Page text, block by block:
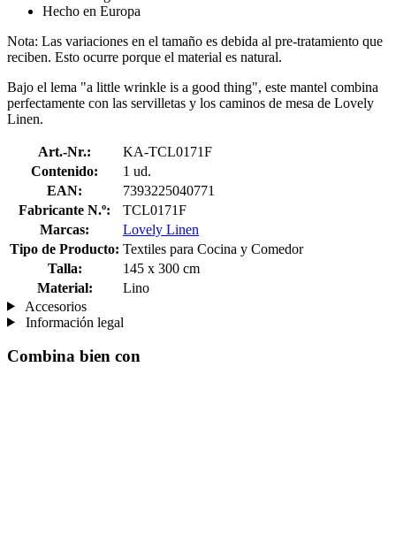
Hecho en Europa
Nota: Las variaciones en el tamaño es debida al pre-tratamiento que
reciben. Esto ocurre porque el material es natural.
Bajo el lema "a little wrinkle is a good thing", este mantel combina
perfectamente con las servilletas y los caminos de mesa de Lovely
Linen.
Art.-Nr.:
KA-TCL0171F
Contenido:
1 ud.
EAN:
7393225040771
Fabricante N.º:
TCL0171F
Marcas:
Lovely Linen
Tipo de Producto: Textiles para Cocina y Comedor
Talla:
145 x 300 cm
Material:
Lino
Accesorios
Información legal
Combina bien con